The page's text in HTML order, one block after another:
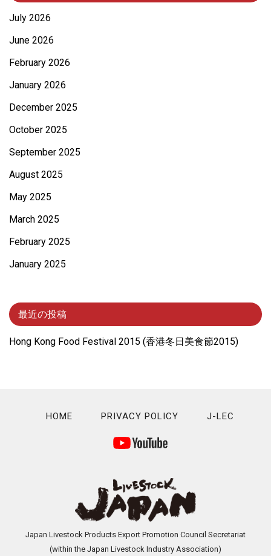
July 2026
June 2026
February 2026
January 2026
December 2025
October 2025
September 2025
August 2025
May 2025
March 2025
February 2025
January 2025
最近の投稿
Hong Kong Food Festival 2015 (⾹港冬⽇美⾷節2015)
HOME PRIVACY POLICY J-LEC
Japan Livestock Products Export Promotion Council Secretariat
(within the Japan Livestock Industry Association)